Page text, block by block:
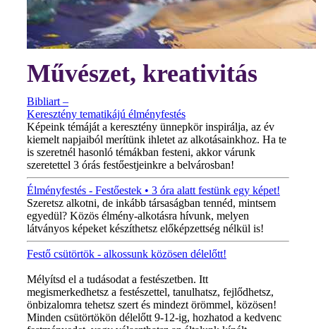
Művészet, kreativitás
Bibliart –
Keresztény tematikájú élményfestés
Képeink témáját a keresztény ünnepkör inspirálja, az év
kiemelt napjaiból merítünk ihletet az alkotásainkhoz. Ha te
is szeretnél hasonló témákban festeni, akkor várunk
szeretettel 3 órás festőestjeinkre a belvárosban!
Élményfestés - Festőestek • 3 óra alatt festünk egy képet!
Szeretsz alkotni, de inkább társaságban tennéd, mintsem
egyedül? Közös élmény-alkotásra hívunk, melyen
látványos képeket készíthetsz előképzettség nélkül is!
Festő csütörtök - alkossunk közösen délelőtt!
Mélyítsd el a tudásodat a festészetben. Itt
megismerkedhetsz a festészettel, tanulhatsz, fejlődhetsz,
önbizalomra tehetsz szert és mindezt örömmel, közösen!
Minden csütörtökön délelőtt 9-12-ig, hozhatod a kedvenc